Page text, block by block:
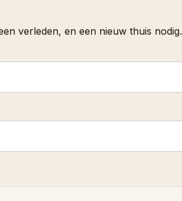
verleden, en een nieuw thuis nodig.